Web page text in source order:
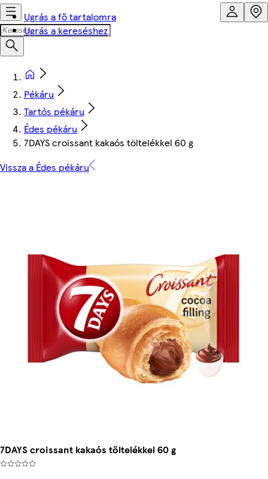
Ugrás a fő tartalomra
Ugrás a kereséshez
Pékáru
Tartós pékáru
Édes pékáru
7DAYS croissant kakaós töltelékkel 60 g
Vissza a Édes pékáru
7DAYS croissant kakaós töltelékkel 60 g